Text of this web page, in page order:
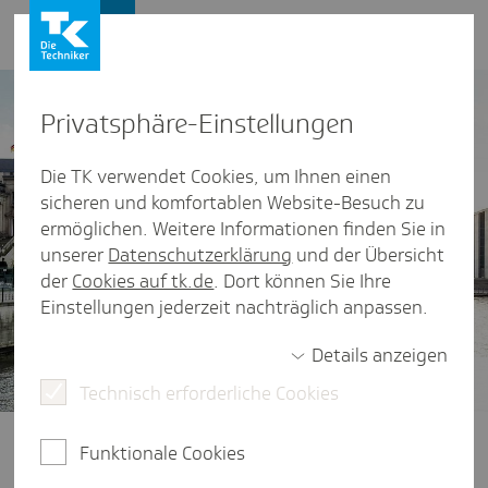
Krankenversicherung, der Zugang
Gesundheitspolitik im Fokus
Privat­sphäre-Einstel­lungen
Die TK verwendet Cookies, um Ihnen einen
sicheren und komfortablen Website-Besuch zu
ermöglichen. Weitere Informationen finden Sie in
unserer Datenschutzerklärung und der Übersicht
der Cookies auf tk.de. Dort können Sie Ihre
Einstellungen jederzeit nachträglich anpassen.
Details anzeigen
Technisch erforderliche Cookies
Funktionale Cookies